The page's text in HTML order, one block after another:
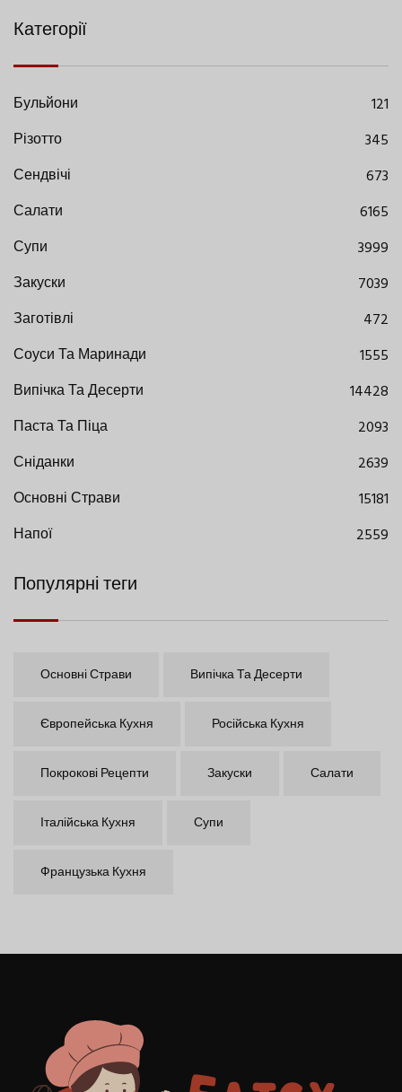
Категорії
Бульйони
121
Різотто
345
Сендвічі
673
Салати
6165
Супи
3999
Закуски
7039
Заготівлі
472
Соуси Та Маринади
1555
Випічка Та Десерти
14428
Паста Та Піца
2093
Сніданки
2639
Основні Страви
15181
Напої
2559
Популярні теги
Основні Страви Випічка Та Десерти
Європейська Кухня Російська Кухня
Покрокові Рецепти Закуски Салати
Італійська Кухня Супи
Французька Кухня